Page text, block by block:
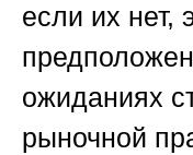
если их нет,
ожиданиях
рыночной